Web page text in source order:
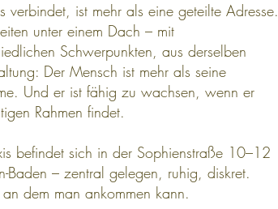
verbindet, ist mehr als eine geteilte Adresse.
unter einem Dach – mit
Schwerpunkten, aus derselben
Der Mensch ist mehr als seine
Und er ist fähig zu wachsen, wenn er
Rahmen findet.
befindet sich in der Sophienstraße 10–12
Baden – zentral gelegen, ruhig, diskret.
dem man ankommen kann.